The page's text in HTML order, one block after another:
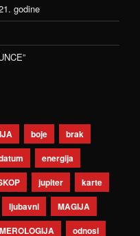
godine
boje
brak
energija
jupiter
karte
ljubavni
MAGIJA
odnosi